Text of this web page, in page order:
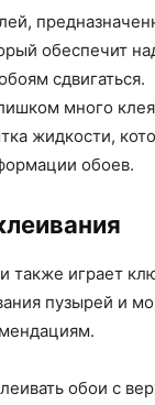
обеспечит
сдвигаться.
много
жидкости,
обоев.
также играет
пузырей и
обои с